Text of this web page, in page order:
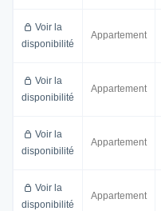
Voir la
disponibilité
Appartement
Voir la
disponibilité
Appartement
Voir la
disponibilité
Appartement
Voir la
disponibilité
Appartement